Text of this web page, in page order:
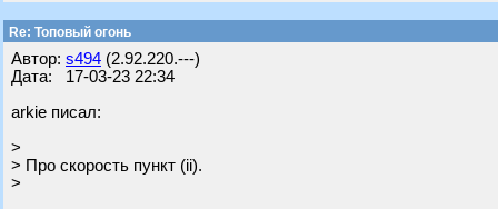
Re: Топовый огонь
Автор: s494 (2.92.220.---)
Дата: 17-03-23 22:34
arkie писал:
>
> Про скорость пункт (ii).
>